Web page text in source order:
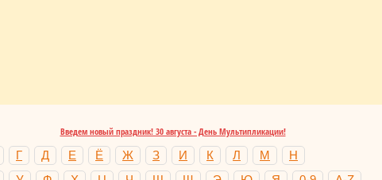
Введем новый праздник! 30 августа - День Мультипликации!
Г Д Е Ё Ж З И К Л М
Н